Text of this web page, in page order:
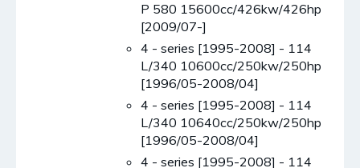
P 580 15600cc/426kw/426hp
[2009/07-]
4 - series [1995-2008] - 114
L/340 10600cc/250kw/250hp
[1996/05-2008/04]
4 - series [1995-2008] - 114
L/340 10640cc/250kw/250hp
[1996/05-2008/04]
4 - series [1995-2008] - 114